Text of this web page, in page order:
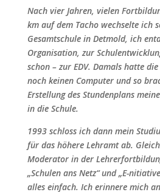
Nach vier Jahren, vielen
km auf dem Tacho wechselte ich
Gesamtschule in Detmold, ich
Organisation, zur
schon – zur EDV. Damals hatte
noch keinen Computer und so
Erstellung des Stundenplans
in die Schule.
1993 schloss ich dann mein
für das höhere Lehramt ab.
Moderator in der
„Schulen ans Netz“ und „E-
alles einfach. Ich erinnere mich